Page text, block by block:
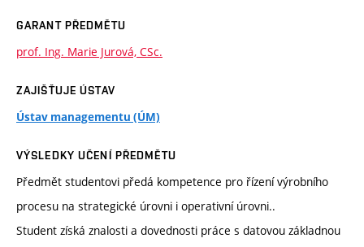
GARANT PŘEDMĚTU
prof. Ing. Marie Jurová, CSc.
ZAJIŠŤUJE ÚSTAV
Ústav managementu (ÚM)
VÝSLEDKY UČENÍ PŘEDMĚTU
Předmět studentovi předá kompetence pro řízení výrobního
procesu na strategické úrovni i operativní úrovni..
Student získá znalosti a dovednosti práce s datovou základnou